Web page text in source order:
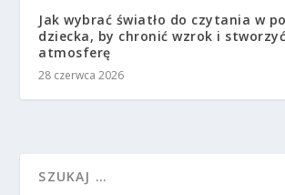
Jak wybrać światło do czytania w
dziecka, by chronić wzrok i
atmosferę
28 czerwca 2026